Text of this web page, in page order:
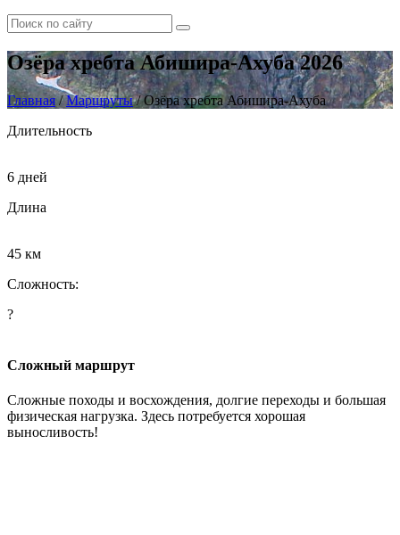
Озёра хребта Абишира-Ахуба 2026
Главная/Маршруты/Озёра хребта Абишира-Ахуба
Длительность
6 дней
Длина
45 км
Сложность:
?
Сложный маршрут
Сложные походы и восхождения, долгие переходы и большая
физическая нагрузка. Здесь потребуется хорошая
выносливость!